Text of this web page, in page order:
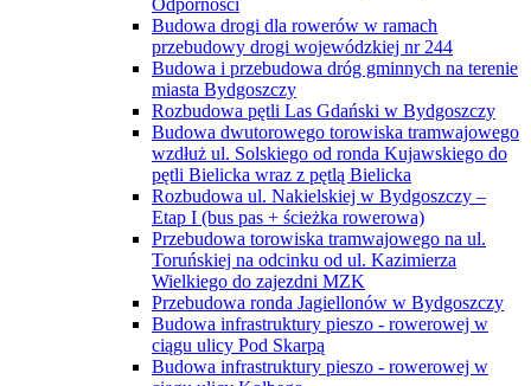
Budowa drogi dla rowerów w ramach
przebudowy drogi wojewódzkiej nr 244
Budowa i przebudowa dróg gminnych na terenie
miasta Bydgoszczy
Rozbudowa pętli Las Gdański w Bydgoszczy
Budowa dwutorowego torowiska tramwajowego
wzdłuż ul. Solskiego od ronda Kujawskiego do
pętli Bielicka wraz z pętlą Bielicka
Rozbudowa ul. Nakielskiej w Bydgoszczy –
Etap I (bus pas + ścieżka rowerowa)
Przebudowa torowiska tramwajowego na ul.
Toruńskiej na odcinku od ul. Kazimierza
Wielkiego do zajezdni MZK
Przebudowa ronda Jagiellonów w Bydgoszczy
Budowa infrastruktury pieszo - rowerowej w
ciągu ulicy Pod Skarpą
Budowa infrastruktury pieszo - rowerowej w